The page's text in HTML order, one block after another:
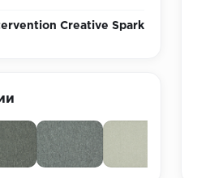
Creative Spark